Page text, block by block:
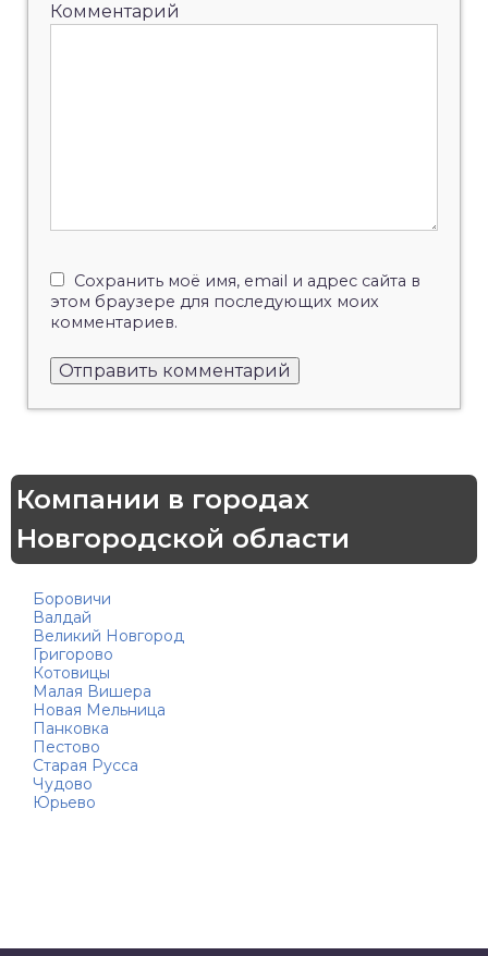
Комментарий
Сохранить моё имя, email и адрес сайта в
этом браузере для последующих моих
комментариев.
Компании в городах
Новгородской области
Боровичи
Валдай
Великий Новгород
Григорово
Котовицы
Малая Вишера
Новая Мельница
Панковка
Пестово
Старая Русса
Чудово
Юрьево